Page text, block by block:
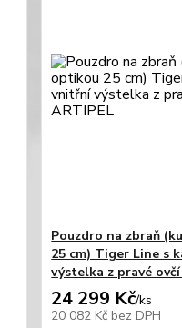
Pouzdro na zbraň
25 cm) Tiger Line s
výstelka z pravé
24 299 Kč/ks
20 082 Kč bez DPH